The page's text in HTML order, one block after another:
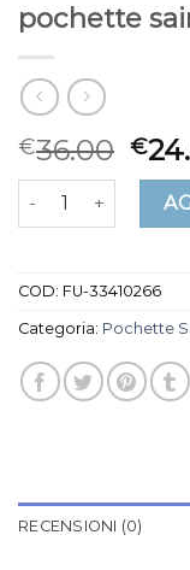
pochette
€36.00 €
pochette saint
COD: FU-33410266
Categoria: Pochette
RECENSIONI (0)